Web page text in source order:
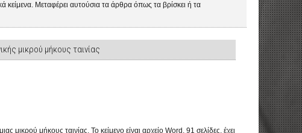
κείμενα. Μεταφέρει αυτούσια τα άρθρα όπως τα βρίσκει ή τα
μικρού μήκους ταινίας
μήκους ταινίας. Το κείμενο είναι αρχείο Word, 91 σελίδες, έχει